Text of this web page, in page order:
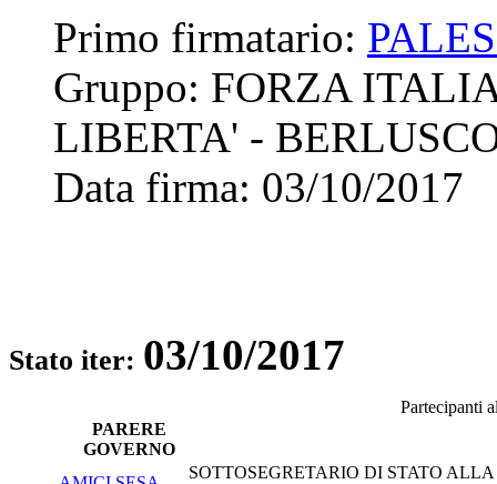
Primo firmatario:
Gruppo: FORZA
LIBERTA' -
Data firma: 03/10/2017
Stato iter: 03/10/2017
Partecipanti
PARERE
GOVERNO
SOTTOSEGRETARIO DI STATO